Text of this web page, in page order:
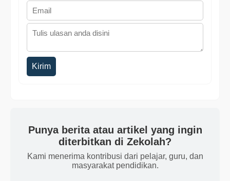
Kirim
Punya berita atau artikel yang ingin
diterbitkan di Zekolah?
Kami menerima kontribusi dari pelajar, guru, dan
masyarakat pendidikan.